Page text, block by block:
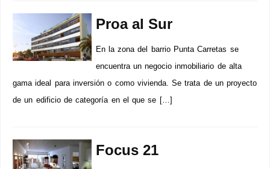
Proa al Sur
En la zona del barrio Punta Carretas se
encuentra un negocio inmobiliario de alta
gama ideal para inversión o como vivienda. Se trata de un proyecto
de un edificio de categoría en el que se […]
Focus 21